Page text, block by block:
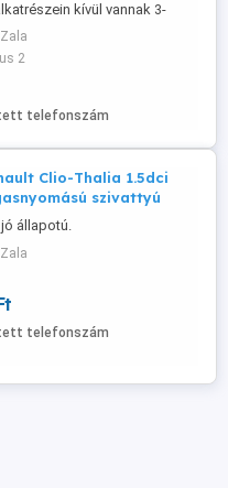
kívül vannak 3-
ajtók, fehér tankajtóm,
tükrök ha valakinek az
alkatrészem és egy új
ha csak lemezfelni kell az is
valami érdekli hívjon
2
telefonszám
Clio-Thalia 1.5dci
szivattyú
állapotú.
telefonszám